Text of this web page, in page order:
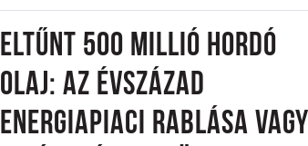
Eltűnt 500 millió hordó
olaj: Az évszázad
energiapiaci rablása vagy